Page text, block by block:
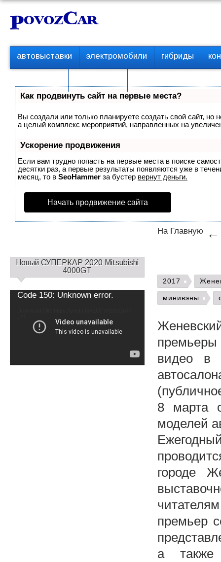
Перейти
контенту
р
о
е
м
е
ю
автовыставки электромобили гибриды
Как продвинуть сайт на первые места?
Вы создали или только планируете создать свой сайт, но
а целый комплекс мероприятий, направленных на
Ускорение продвижения
Если вам трудно попасть на первые места в поиске
десятки раз, а первые результаты появляются уже в
месяц, то в SeoHammer за бустер вернут деньги.
Начать продвижение сайта
На Главную
2017
минивэны
видео в
8 марта
моделей
городе
премьер
а также
С
д
Новый СУПЕРКАР 2020 Mitsubishi
4000GT
Video
Code 150: Unknown error.